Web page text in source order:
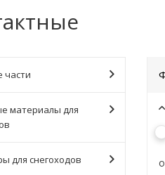
части
материалы для
для снегоходов